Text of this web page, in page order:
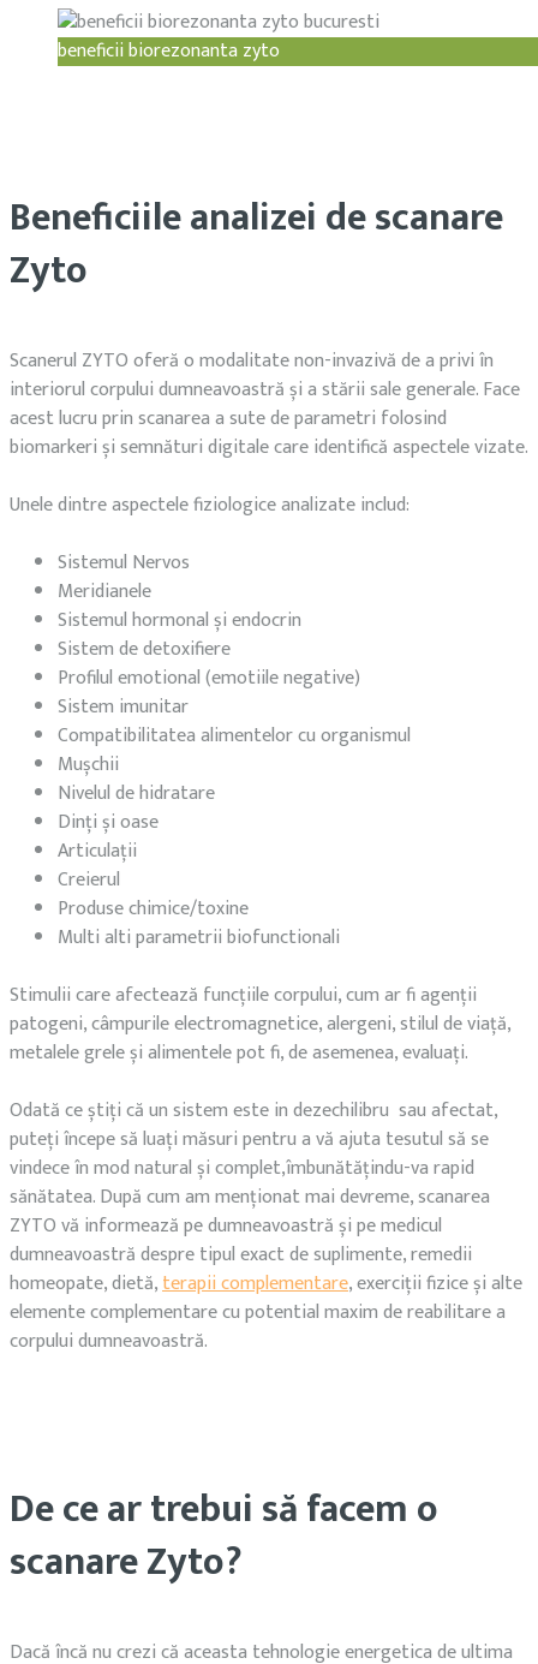
beneficii biorezonanta zyto
Beneficiile analizei de scanare
Zyto
Scanerul ZYTO oferă o modalitate non-invazivă de a privi în
interiorul corpului dumneavoastră și a stării sale generale. Face
acest lucru prin scanarea a sute de parametri folosind
biomarkeri și semnături digitale care identifică aspectele vizate.
Unele dintre aspectele fiziologice analizate includ:
Sistemul Nervos
Meridianele
Sistemul hormonal și endocrin
Sistem de detoxifiere
Profilul emotional (emotiile negative)
Sistem imunitar
Compatibilitatea alimentelor cu organismul
Mușchii
Nivelul de hidratare
Dinți și oase
Articulații
Creierul
Produse chimice/toxine
Multi alti parametrii biofunctionali
Stimulii care afectează funcțiile corpului, cum ar fi agenții
patogeni, câmpurile electromagnetice, alergeni, stilul de viață,
metalele grele și alimentele pot fi, de asemenea, evaluați.
Odată ce știți că un sistem este in dezechilibru sau afectat,
puteți începe să luați măsuri pentru a vă ajuta tesutul să se
vindece în mod natural și complet,îmbunătățindu-va rapid
sănătatea. După cum am menționat mai devreme, scanarea
ZYTO vă informează pe dumneavoastră și pe medicul
dumneavoastră despre tipul exact de suplimente, remedii
homeopate, dietă,terapii complementare, exerciții fizice și alte
elemente complementare cu potential maxim de reabilitare a
corpului dumneavoastră.
De ce ar trebui să facem o
scanare Zyto?
Dacă încă nu crezi că aceasta tehnologie energetica de ultima